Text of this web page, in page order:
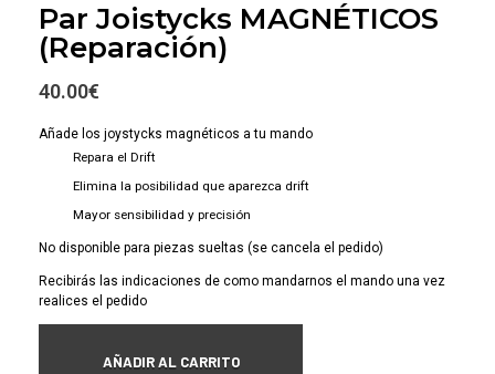
Par Joistycks MAGNÉTICOS
(Reparación)
40.00€
Añade los joystycks magnéticos a tu mando
Repara el Drift
Elimina la posibilidad que aparezca drift
Mayor sensibilidad y precisión
No disponible para piezas sueltas (se cancela el pedido)
Recibirás las indicaciones de como mandarnos el mando una vez
realices el pedido
AÑADIR AL CARRITO